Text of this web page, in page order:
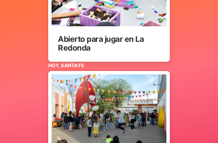
Abierto para jugar en La
Redonda
HOY, SANTA FE